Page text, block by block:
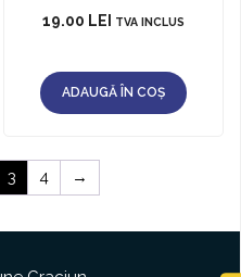
19.00 LEI TVA INCLUS
ADAUGĂ ÎN COȘ
3 4 →